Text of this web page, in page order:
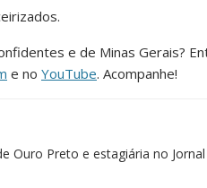
e de Minas Gerais?
e no YouTube. Acompanhe!
Ouro Preto e estagiária no